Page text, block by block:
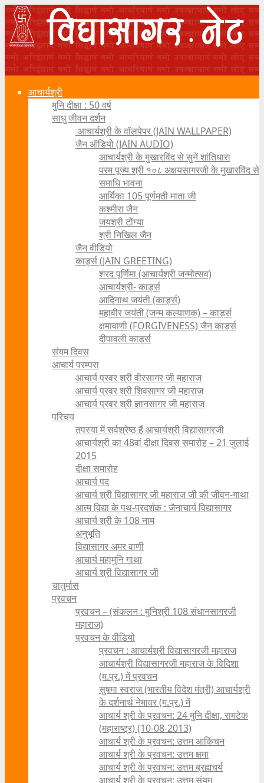
आचार्यश्री
मुनि दीक्षा : 50 वर्ष
साधु जीवन दर्शन
आचार्यश्री के वॉलपेपर (JAIN WALLPAPER)
जैन ऑडियो (JAIN AUDIO)
आचार्यश्री के मुखारविंद से सुनें शांतिधारा
परम पूज्य श्री १०८ अक्षयसागरजी के मुखारविंद से
समाधि भावना
आर्यिका 105 पूर्णमती माता जी
कश्मीरा जैन
जयश्री टोंग्या
श्री निखिल जैन
जैन वीडियो
कार्ड्स (JAIN GREETING)
शरद पूर्णिमा (आचार्यश्री जन्मोत्सव)
आचार्यश्री- कार्ड्स
आदिनाथ जयंती (कार्ड्स)
महावीर जयंती (जन्म कल्याणक) – कार्ड्स
क्षमावाणी (FORGIVENESS) जैन कार्ड्स
दीपावली कार्ड्स
संयम दिवस
आचार्य परम्परा
आचार्य प्रवर श्री वीरसागर जी महाराज
आचार्य प्रवर श्री शिवसागर जी महाराज
आचार्य प्रवर श्री ज्ञानसागर जी महाराज
परिचय
तपस्या में सर्वश्रेष्ठ हैं आचार्यश्री विद्यासागरजी
आचार्यश्री का 48वां दीक्षा दिवस समारोह – 21 जुलाई
2015
दीक्षा समारोह
आचार्य पद
आचार्य श्री विद्यासागर जी महाराज जी की जीवन-गाथा
आत्म विद्या के पथ-प्रदर्शक : जैनाचार्य विद्यासागर
आचार्य श्री के 108 नाम
अनुभूति
विद्यासागर अमर वाणी
आचार्य महामुनि गाथा
आचार्य श्री विद्यासागर जी
चातुर्मास
प्रवचन
प्रवचन – (संकलन : मुनिश्री 108 संधानसागरजी
महाराज)
प्रवचन के वीडियो
प्रवचन : आचार्यश्री ‍विद्यासागरजी महाराज
आचार्यश्री विद्यासागरजी महाराज के विदिशा
(म.प्र.) में प्रवचन
सुषमा स्वराज (भारतीय विदेश मंत्री) आचार्यश्री
के दर्शनार्थ नेमावर (म.प्र.) में
आचार्य श्री के प्रवचन: 24 मुनि दीक्षा, रामटेक
(महाराष्ट्र) (10-08-2013)
आचार्य श्री के प्रवचन: उत्तम आकिंचन
आचार्य श्री के प्रवचन: उत्तम क्षमा
आचार्य श्री के प्रवचन: उत्तम ब्रह्मचर्य
आचार्य श्री के प्रवचन: उत्तम संयम